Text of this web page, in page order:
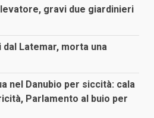
gravi due giardinieri
Latemar, morta una
nel Danubio per siccità: cala
Parlamento al buio per